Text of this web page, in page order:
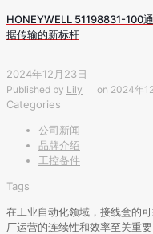
HONEYWELL 51198831-100
据传输的新标杆
2024年12月23日
Published by Lily on 2024年
Categories
公司新闻
品牌介绍
工控备件
Tags
在工业自动化领域，接线盒的
厂运营的连续性和效率至关重